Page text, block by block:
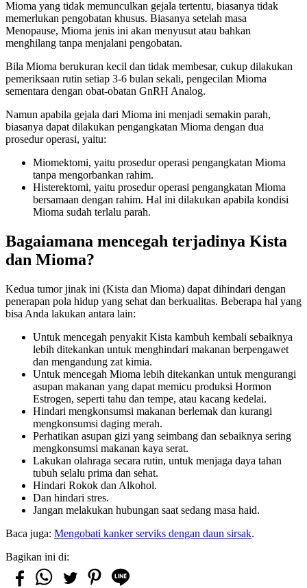
Mioma yang tidak memunculkan gejala tertentu, biasanya tidak
memerlukan pengobatan khusus. Biasanya setelah masa
Menopause, Mioma jenis ini akan menyusut atau bahkan
menghilang tanpa menjalani pengobatan.
Bila Mioma berukuran kecil dan tidak membesar, cukup dilakukan
pemeriksaan rutin setiap 3-6 bulan sekali, pengecilan Mioma
sementara dengan obat-obatan GnRH Analog.
Namun apabila gejala dari Mioma ini menjadi semakin parah,
biasanya dapat dilakukan pengangkatan Mioma dengan dua
prosedur operasi, yaitu:
Miomektomi, yaitu prosedur operasi pengangkatan Mioma
tanpa mengorbankan rahim.
Histerektomi, yaitu prosedur operasi pengangkatan Mioma
bersamaan dengan rahim. Hal ini dilakukan apabila kondisi
Mioma sudah terlalu parah.
Bagaiamana mencegah terjadinya Kista
dan Mioma?
Kedua tumor jinak ini (Kista dan Mioma) dapat dihindari dengan
penerapan pola hidup yang sehat dan berkualitas. Beberapa hal yang
bisa Anda lakukan antara lain:
Untuk mencegah penyakit Kista kambuh kembali sebaiknya
lebih ditekankan untuk menghindari makanan berpengawet
dan mengandung zat kimia.
Untuk mencegah Mioma lebih ditekankan untuk mengurangi
asupan makanan yang dapat memicu produksi Hormon
Estrogen, seperti tahu dan tempe, atau kacang kedelai.
Hindari mengkonsumsi makanan berlemak dan kurangi
mengkonsumsi daging merah.
Perhatikan asupan gizi yang seimbang dan sebaiknya sering
mengkonsumsi makanan kaya serat.
Lakukan olahraga secara rutin, untuk menjaga daya tahan
tubuh selalu prima dan sehat.
Hindari Rokok dan Alkohol.
Dan hindari stres.
Jangan melakukan hubungan saat sedang masa haid.
Baca juga: Mengobati kanker serviks dengan daun sirsak.
Bagikan ini di: